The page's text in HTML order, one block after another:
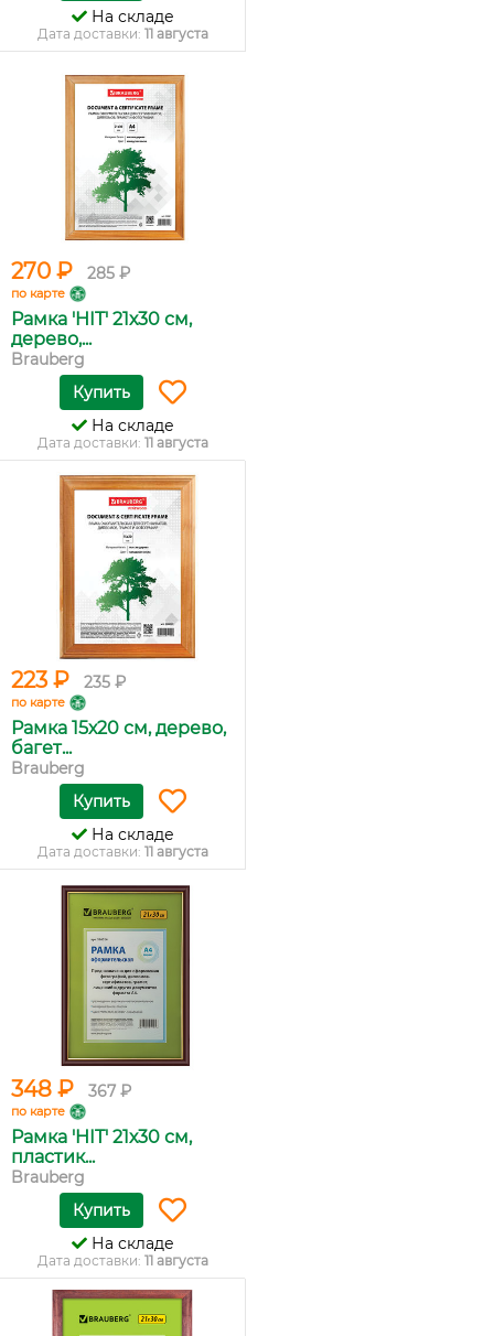
На складе
Дата доставки: 11 августа
270 ₽ 285 ₽
по карте
Рамка 'HIT' 21х30 см,
дерево,...
Brauberg
Купить
На складе
Дата доставки: 11 августа
223 ₽ 235 ₽
по карте
Рамка 15х20 см, дерево,
багет...
Brauberg
Купить
На складе
Дата доставки: 11 августа
348 ₽ 367 ₽
по карте
Рамка 'HIT' 21х30 см,
пластик...
Brauberg
Купить
На складе
Дата доставки: 11 августа